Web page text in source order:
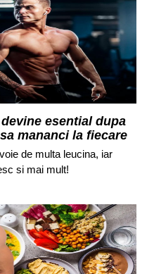
esential dupa
mananci la fiecare
de multa leucina, iar
si mai mult!